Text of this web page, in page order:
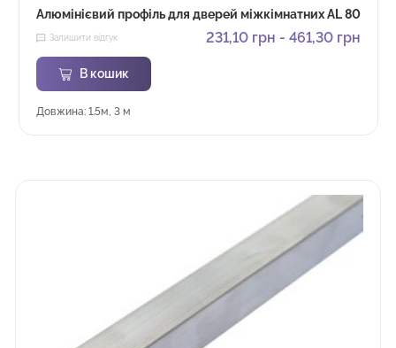
Алюмінієвий профіль для дверей міжкімнатних AL 80
Залишити відгук 231,10 грн - 461,30 грн
В кошик
Довжина: 1.5м, 3 м